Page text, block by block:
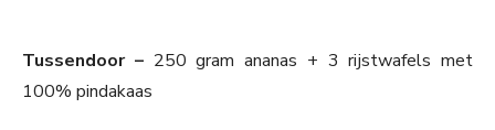
Tussendoor – 250 gram ananas + 3 rijstwafels met
100% pindakaas